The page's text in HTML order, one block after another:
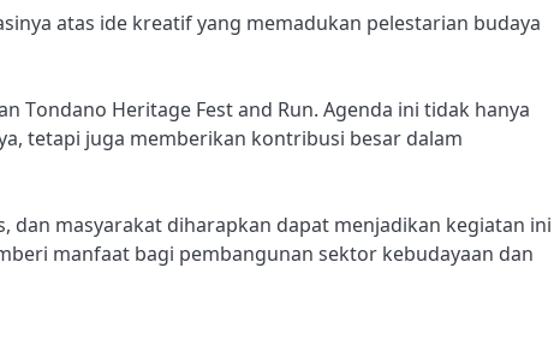
atas ide kreatif yang memadukan pelestarian budaya
Tondano Heritage Fest and Run. Agenda ini tidak hanya
tetapi juga memberikan kontribusi besar dalam
masyarakat diharapkan dapat menjadikan kegiatan ini
manfaat bagi pembangunan sektor kebudayaan dan